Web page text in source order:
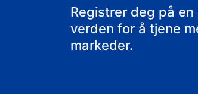
Registrer deg på
verden for å tjene
markeder.